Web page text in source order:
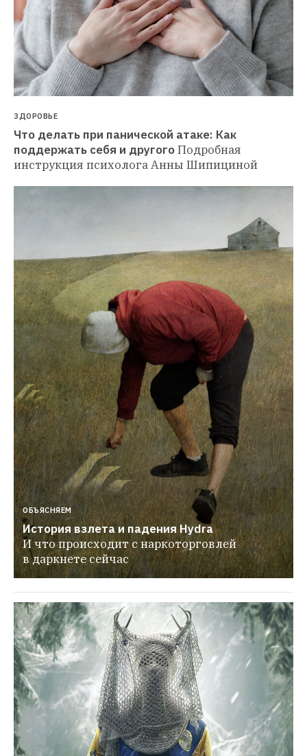
ЗДОРОВЬЕ
Что делать при панической атаке: Как
поддержать себя и другогоПодробная
инструкция психолога Анны Шипициной
ОБЪЯСНЯЕМ
История взлета и падения Hydra
И что происходит с наркоторговлей
в даркнете сейчас